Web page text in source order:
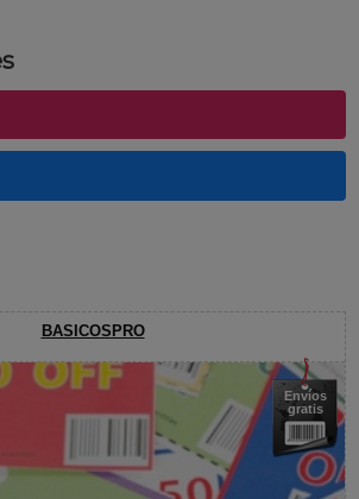
BASICOSPRO
Envíos
gratis